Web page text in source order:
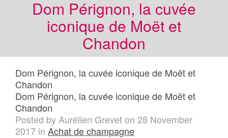
Dom Pérignon, la cuvée
iconique de Moët et
Chandon
Dom Pérignon, la cuvée iconique de Moët et
Chandon
Dom Pérignon, la cuvée iconique de Moët et
Chandon
Posted by Aurélien Greveton 28 November
2017 in Achat de champagne